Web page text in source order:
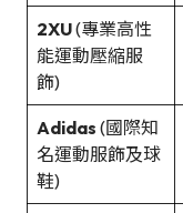
2XU(專業高性
能運動壓縮服
飾)
Adidas (國際知
名運動服飾及球
鞋)